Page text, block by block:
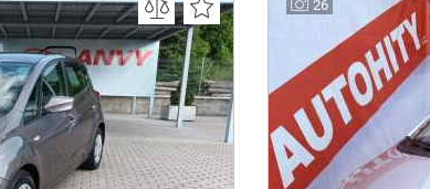
(0x)
České Budějovice
26